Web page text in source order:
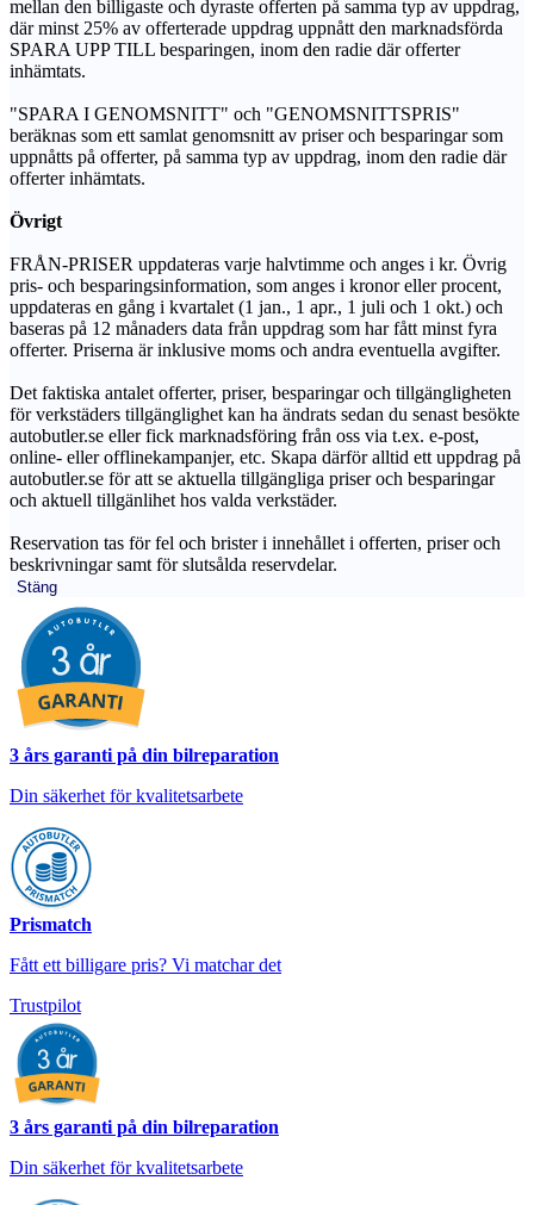
mellan den billigaste och dyraste offerten på samma typ av uppdrag,
där minst 25% av offerterade uppdrag uppnått den marknadsförda
SPARA UPP TILL besparingen, inom den radie där offerter
inhämtats.
"SPARA I GENOMSNITT" och "GENOMSNITTSPRIS"
beräknas som ett samlat genomsnitt av priser och besparingar som
uppnåtts på offerter, på samma typ av uppdrag, inom den radie där
offerter inhämtats.
Övrigt
FRÅN-PRISER uppdateras varje halvtimme och anges i kr. Övrig
pris- och besparingsinformation, som anges i kronor eller procent,
uppdateras en gång i kvartalet (1 jan., 1 apr., 1 juli och 1 okt.) och
baseras på 12 månaders data från uppdrag som har fått minst fyra
offerter. Priserna är inklusive moms och andra eventuella avgifter.
Det faktiska antalet offerter, priser, besparingar och tillgängligheten
för verkstäders tillgänglighet kan ha ändrats sedan du senast besökte
autobutler.se eller fick marknadsföring från oss via t.ex. e-post,
online- eller offlinekampanjer, etc. Skapa därför alltid ett uppdrag på
autobutler.se för att se aktuella tillgängliga priser och besparingar
och aktuell tillgänlihet hos valda verkstäder.
Reservation tas för fel och brister i innehållet i offerten, priser och
beskrivningar samt för slutsålda reservdelar.
Stäng
3 års garanti på din bilreparation
Din säkerhet för kvalitetsarbete
Prismatch
Fått ett billigare pris? Vi matchar det
Trustpilot
3 års garanti på din bilreparation
Din säkerhet för kvalitetsarbete